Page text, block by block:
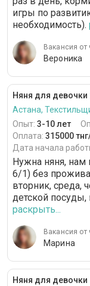
игры по
необходимость).
Вакансия от
Вероника
Няня для девочки
Астана,
Опыт: 3-10 лет
Оплата: 315000
Дата начала
Нужна няня, нам
6/1) без
вторник, среда,
детской посуды,
раскрыть...
Вакансия от
Марина
Няня для девочки